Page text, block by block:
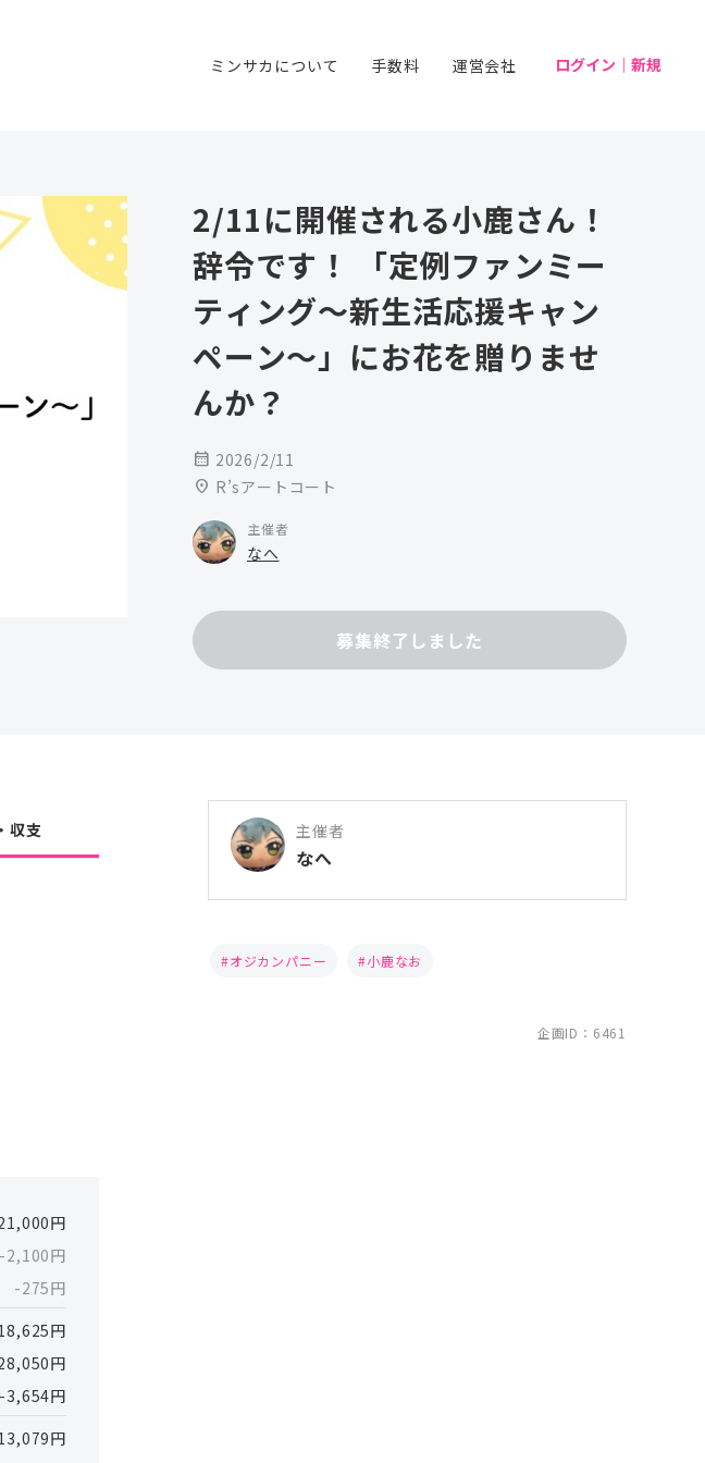
ミンサカについて 手数料 運営会社 ログイン｜新規
2/11に開催される小鹿さん！
辞令です！ 「定例ファンミー
ティング～新生活応援キャン
ペーン〜」にお花を贈りませ
んか？
calendar_month 2026/2/11
location_on R’sアートコート
主催者
なへ
募集終了しました
収支
円
-2,100円
-275円
円
円
-3,654円
円
主催者
なへ
オジカンパニー 小鹿なお
企画ID：6461